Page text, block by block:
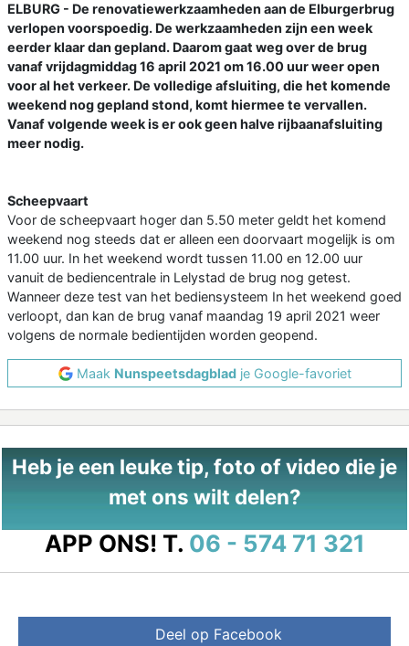
ELBURG - De renovatiewerkzaamheden aan de Elburgerbrug
verlopen voorspoedig. De werkzaamheden zijn een week
eerder klaar dan gepland. Daarom gaat weg over de brug
vanaf vrijdagmiddag 16 april 2021 om 16.00 uur weer open
voor al het verkeer. De volledige afsluiting, die het komende
weekend nog gepland stond, komt hiermee te vervallen.
Vanaf volgende week is er ook geen halve rijbaanafsluiting
meer nodig.
Scheepvaart
Voor de scheepvaart hoger dan 5.50 meter geldt het komend
weekend nog steeds dat er alleen een doorvaart mogelijk is om
11.00 uur. In het weekend wordt tussen 11.00 en 12.00 uur
vanuit de bediencentrale in Lelystad de brug nog getest.
Wanneer deze test van het bediensysteem In het weekend goed
verloopt, dan kan de brug vanaf maandag 19 april 2021 weer
volgens de normale bedientijden worden geopend.
Maak Nunspeetsdagbladje Google-favoriet
Heb je een leuke tip, foto of video die je
met ons wilt delen?
APP ONS! T. 06 - 574 71 321
Deel op Facebook